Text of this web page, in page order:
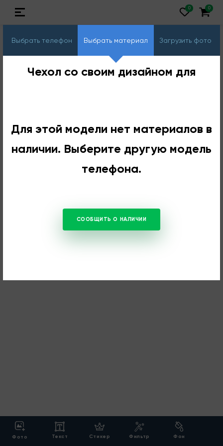
Выбрать телефон Выбрать материал Загрузить фото
Чехол со своим дизайном для
Для этой модели нет материалов в
наличии. Выберите другую модель
телефона.
СООБЩИТЬ О НАЛИЧИИ
Фото Текст Стикер Фильтр Фон